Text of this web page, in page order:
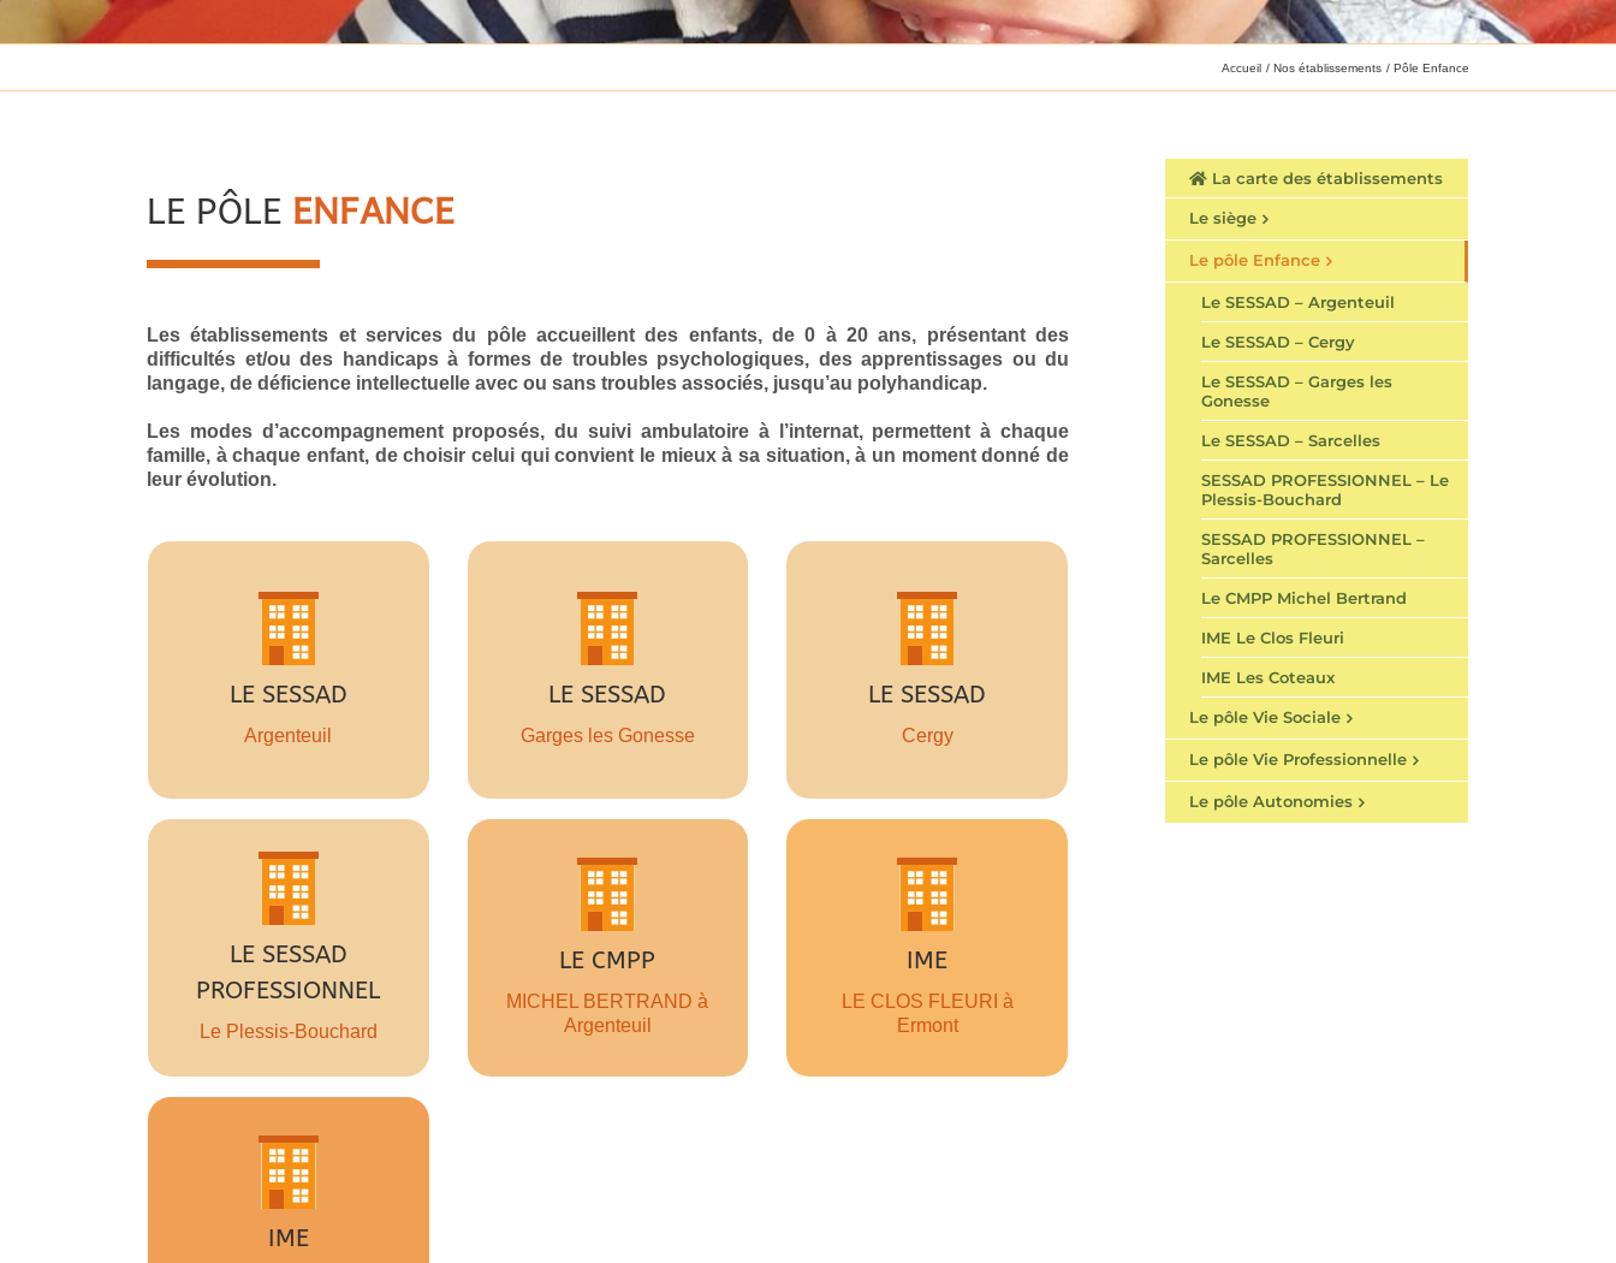
Accueil Nos établissements Pôle Enfance
LE PÔLE ENFANCE
Les établissements et services du pôle accueillent des enfants, de 0 à 20 ans, présentant des
difficultés et/ou des handicaps à formes de troubles psychologiques, des apprentissages ou du
langage, de déficience intellectuelle avec ou sans troubles associés, jusqu’au polyhandicap.
Les modes d’accompagnement proposés, du suivi ambulatoire à l’internat, permettent à chaque
famille, à chaque enfant, de choisir celui qui convient le mieux à sa situation, à un moment donné de
leur évolution.
LE SESSAD
Argenteuil
59 places
J’Y VAIS ! LE SESSAD
Garges les Gonesse
34 places
J’Y VAIS ! LE SESSAD
Cergy
35 places
J’Y VAIS !
LE SESSAD
PROFESSIONNEL
Le Plessis-Bouchard
30 places
LE CMPP
MICHEL BERTRAND à
Argenteuil
15 000 actes
J’Y VAIS ! IME
LE CLOS FLEURI à
Ermont
67 places
J’Y VAIS !
IME
60 places
J’Y VAIS
La carte des établissements
Le siège
Le pôle Enfance
Le SESSAD – Argenteuil
Le SESSAD – Cergy
Le SESSAD – Garges les
Gonesse
Le SESSAD – Sarcelles
SESSAD PROFESSIONNEL – Le
Plessis-Bouchard
SESSAD PROFESSIONNEL –
Sarcelles
Le CMPP Michel Bertrand
IME Le Clos Fleuri
IME Les Coteaux
Le pôle Vie Sociale
Le pôle Vie Professionnelle
Le pôle Autonomies